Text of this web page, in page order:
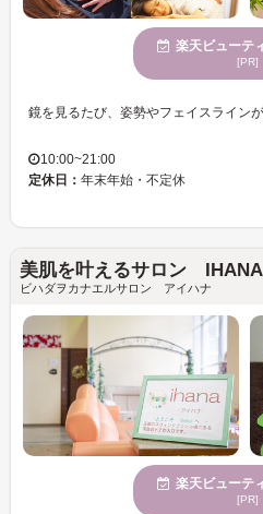
楽天ビューテ
[PR]
10:00~21:00
定休日： 年末年始・不定休
美肌を叶えるサロン
ビハダヲカナエルサロン アイハナ
楽天ビューテ
[PR]